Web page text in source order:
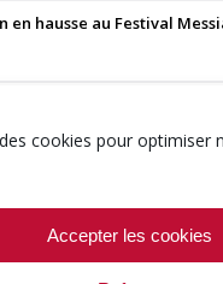
cookies pour optimiser
Accepter les cookies
en hausse au Festival